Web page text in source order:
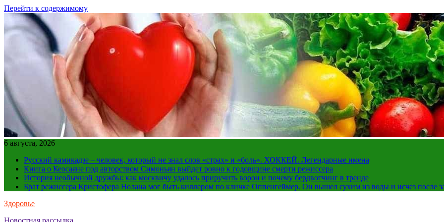
Перейти к содержимому
6 августа, 2026
Русский камикадзе – человек, который не знал слов «страх» и «боль». ХОККЕЙ. Легендарные имена
Книга о Кеосаяне под авторством Симоньян выйдет ровно к годовщине смерти режиссера
История необычной дружбы: как москвичу удалось приручить ворон и почему бердвотчинг в тренде
Брат режиссера Кристофера Нолана мог быть киллером по кличке Оппенгеймер. Он вышел сухим из воды и исчез после
Здоровье
Новостная рассылка